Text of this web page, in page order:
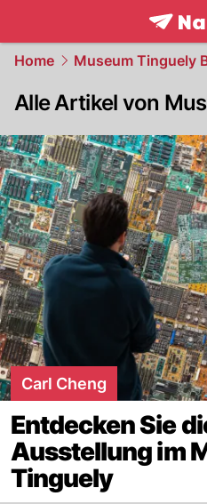
Home Museum Tinguely
Alle Artikel von
Carl Cheng
Entdecken Sie
Ausstellung im
Tinguely